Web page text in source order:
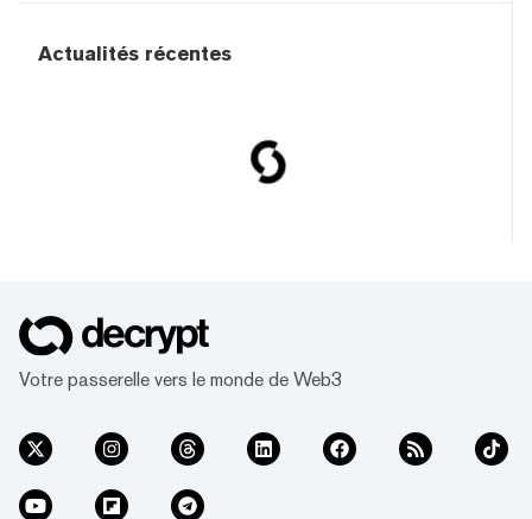
Actualités récentes
Votre passerelle vers le monde de Web3